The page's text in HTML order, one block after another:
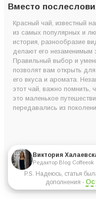
Вместо
Красный чай, известный
из самых популярных и
история, разнообразие
делают его незаменимым
Правильный выбор и
позволят вам открыть
его вкуса и аромата.
этот чай, важно помнить,
это маленькое
передавались из
Виктория
Редактор Blog Coffeeok
P.S. Надеюсь, статья
дополнения -